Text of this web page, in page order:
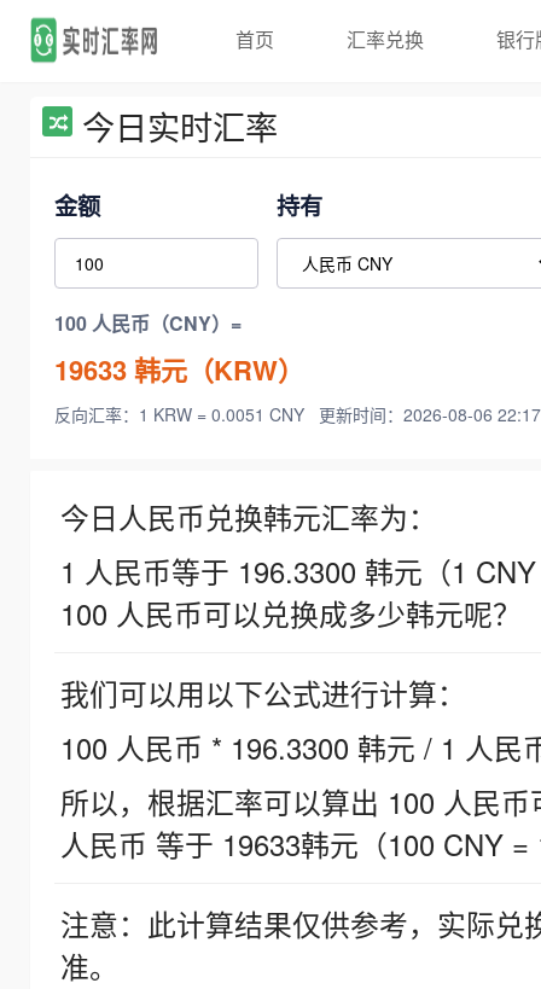
首页 汇率兑换 银行
今日实时汇率
金额 持有
100 人民币（CNY）=
19633韩元（KRW）
反向汇率：1 KRW = 0.0051 CNY 更新时间：2026-08-06
今日人民币兑换韩元汇率为：
1 人民币等于 196.3300 韩元（1
100 人民币可以兑换成多少韩元呢？
我们可以用以下公式进行计算：
100 人民币 * 196.3300 韩元 / 1 人民
所以，根据汇率可以算出 100 人民
人民币 等于 19633韩元（100 CNY =
注意：此计算结果仅供参考，实际
准。